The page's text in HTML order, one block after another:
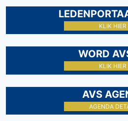
KLIK HIER
WORD
KLIK HIER
AVS
AGENDA